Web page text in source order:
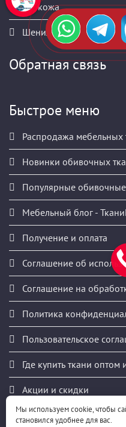
Мы используем cookie, чтобы
становился удобнее для вас.
Экокожа
Шенилл
Обратная связь
Быстрое меню
Распродажа мебельных
Новинки обивочных
Популярные обивочные
Мебельный блог -
Получение и оплата
Соглашение об
Соглашение на
Политика
Пользовательское
Где купить ткани оптом
Акции и скидки
Публичная оферта